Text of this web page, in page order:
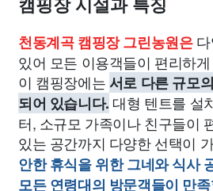
캠핑장 시설과 특징
천동계곡 캠핑장 그린농원은다
있어 모든 이용객들이 편리하
이 캠핑장에는서로 다른 규모
되어 있습니다. 대형 텐트를 설
터, 소규모 가족이나 친구들이
있는 공간까지 다양한 선택이
안한 휴식을 위한 그네와 식사
모든 연령대의 방문객들이 만